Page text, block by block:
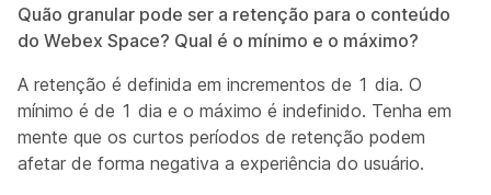
Quão granular pode ser a retenção para o conteúdo
do Webex Space? Qual é o mínimo e o máximo?
A retenção é definida em incrementos de 1 dia. O
mínimo é de 1 dia e o máximo é indefinido. Tenha em
mente que os curtos períodos de retenção podem
afetar de forma negativa a experiência do usuário.